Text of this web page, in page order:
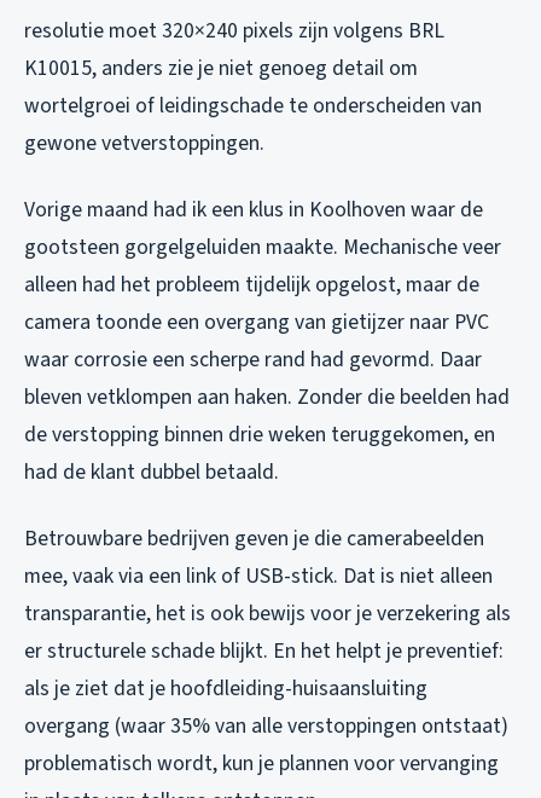
resolutie moet 320×240 pixels zijn volgens BRL
K10015, anders zie je niet genoeg detail om
wortelgroei of leidingschade te onderscheiden van
gewone vetverstoppingen.
Vorige maand had ik een klus in Koolhoven waar de
gootsteen gorgelgeluiden maakte. Mechanische veer
alleen had het probleem tijdelijk opgelost, maar de
camera toonde een overgang van gietijzer naar PVC
waar corrosie een scherpe rand had gevormd. Daar
bleven vetklompen aan haken. Zonder die beelden had
de verstopping binnen drie weken teruggekomen, en
had de klant dubbel betaald.
Betrouwbare bedrijven geven je die camerabeelden
mee, vaak via een link of USB-stick. Dat is niet alleen
transparantie, het is ook bewijs voor je verzekering als
er structurele schade blijkt. En het helpt je preventief:
als je ziet dat je hoofdleiding-huisaansluiting
overgang (waar 35% van alle verstoppingen ontstaat)
problematisch wordt, kun je plannen voor vervanging